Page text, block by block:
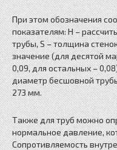
При этом обозначения
показателям: Н –
трубы, S – толщина
значение (для десятой
0,09, для остальных –
диаметр бесшовной
273 мм.
Также для труб можно
нормальное давление,
Сопротивляемость